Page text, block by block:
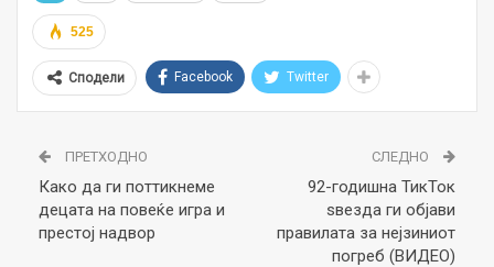
525
Сподели Facebook Twitter
ПРЕТХОДНО
Како да ги поттикнеме
децата на повеќе игра и
престој надвор
СЛЕДНО
92-годишна ТикТок
ѕвезда ги објави
правилата за нејзиниот
погреб (ВИДЕО)